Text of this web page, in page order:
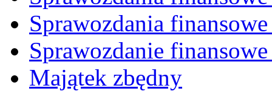
Sprawozdania
Sprawozdanie
Majątek zbędny